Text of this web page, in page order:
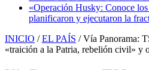
«Operación Husky: Conoce
planificaron y ejecutaron la
INICIO / EL PAÍS / Vía Panorama:
«traición a la Patria, rebelión civil» y